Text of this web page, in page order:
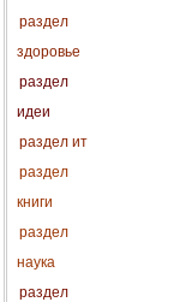
раздел
здоровье
раздел
идеи
раздел ит
раздел
книги
раздел
наука
раздел